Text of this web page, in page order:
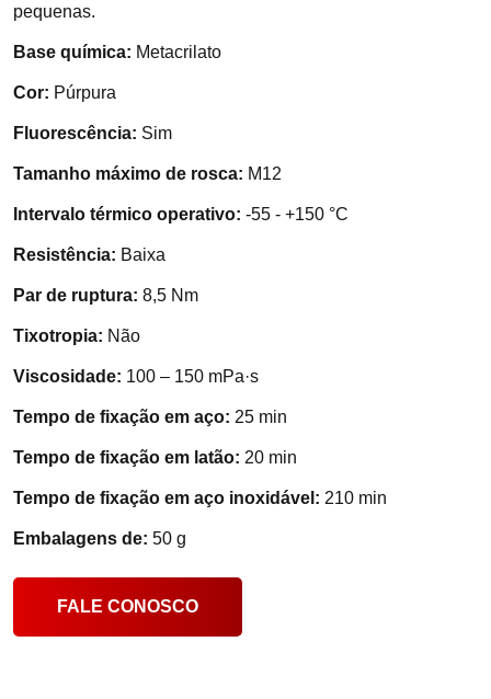
pequenas.
Base química: Metacrilato
Cor: Púrpura
Fluorescência: Sim
Tamanho máximo de rosca: M12
Intervalo térmico operativo: -55 - +150 °C
Resistência: Baixa
Par de ruptura: 8,5 Nm
Tixotropia: Não
Viscosidade: 100 – 150 mPa·s
Tempo de fixação em aço: 25 min
Tempo de fixação em latão: 20 min
Tempo de fixação em aço inoxidável: 210 min
Embalagens de: 50 g
FALE CONOSCO